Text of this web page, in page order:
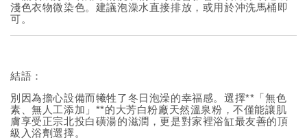
淺色衣物微染色。建議泡澡水直接排放，或用於沖洗馬桶即
可。
結語：
別因為擔心設備而犧牲了冬日泡澡的幸福感。選擇**「無色
素、無人工添加」**的大芳白粉廠天然溫泉粉，不僅能讓肌
膚享受正宗北投白磺湯的滋潤，更是對家裡浴缸最友善的頂
級入浴劑選擇。